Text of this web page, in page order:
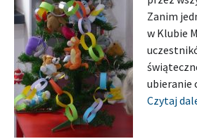
Zanim
w Klubie
ubieranie
Czytaj